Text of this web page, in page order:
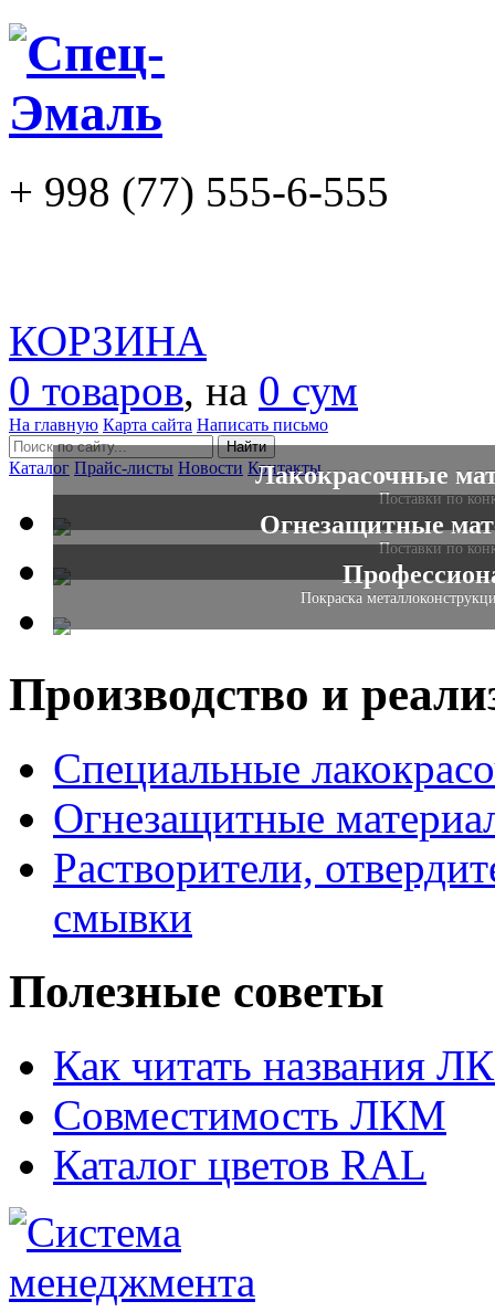
+ 998 (77) 555-6-555
КОРЗИНА
0 товаров, на 0 сум
На главную Карта сайта Написать письмо
Каталог Прайс-листы Новости Контакты
Лакокрасочные
Поставки по
Огнезащитные
Поставки по
Покраска
Производство и
Специальные
Огнезащитные
Растворители,
смывки
Полезные советы
Как читать названия
Совместимость ЛКМ
Каталог цветов RAL